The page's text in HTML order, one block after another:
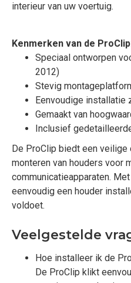
interieur van uw voertuig.
Kenmerken van de
Speciaal ontworpen
2012)
Stevig
Eenvoudige installatie
Gemaakt van
Inclusief
De ProClip biedt een
monteren van houders voor
communicatieapparaten.
eenvoudig een houder
voldoet.
Veelgestelde
Hoe installeer ik de
De ProClip klikt